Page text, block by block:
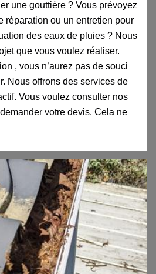
une gouttière ? Vous prévoyez
réparation ou un entretien pour
des eaux de pluies ? Nous
que vous voulez réaliser.
, vous n’aurez pas de souci
Nous offrons des services de
Vous voulez consulter nos
votre devis. Cela ne